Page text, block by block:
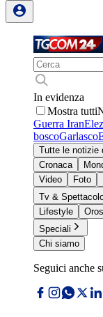
In evidenza
Mostra tutti
Guerra Iran
boscoGarlasco
Tutte le notizie
Cronaca
Video
Foto
Tv &
Lifestyle
Speciali
Chi siamo
Seguici anche